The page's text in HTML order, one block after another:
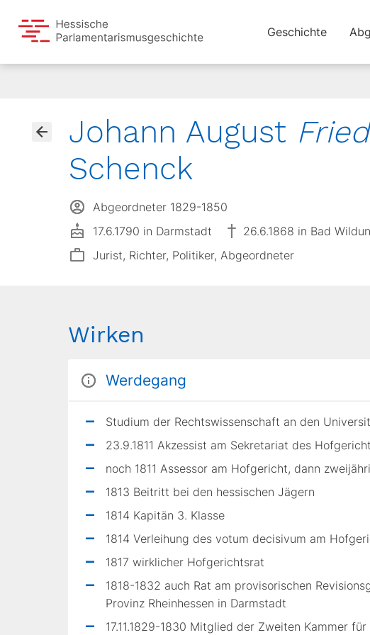
Geschichte
Johann August
Schenck
Abgeordneter 1829-1850
17.6.1790 in Darmstadt
26.6.1868 in Bad
Jurist, Richter, Politiker, Abgeordneter
Wirken
Werdegang
Studium der Rechtswissenschaft an den
23.9.1811 Akzessist am Sekretariat des
noch 1811 Assessor am Hofgericht, dann
1813 Beitritt bei den hessischen Jägern
1814 Kapitän 3. Klasse
1814 Verleihung des votum decisivum am
1817 wirklicher Hofgerichtsrat
1818-1832 auch Rat am provisorischen
Provinz Rheinhessen in Darmstadt
17.11.1829-1830 Mitglied der Zweiten Kammer